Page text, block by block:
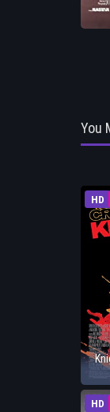
You
HD
HD